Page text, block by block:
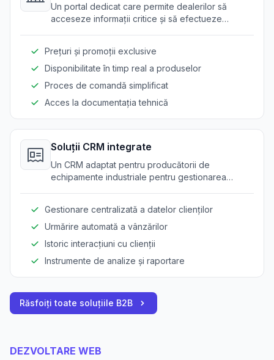
Un portal dedicat care permite dealerilor să
acceseze informații critice și să efectueze
Prețuri și promoții exclusive
Disponibilitate în timp real a produselor
Proces de comandă simplificat
Acces la documentația tehnică
Soluții CRM integrate
Un CRM adaptat pentru producătorii de
echipamente industriale pentru gestionarea
Gestionare centralizată a datelor clienților
Urmărire automată a vânzărilor
Istoric interacțiuni cu clienții
Instrumente de analize și raportare
Răsfoiți toate soluțiile B2B
DEZVOLTARE WEB